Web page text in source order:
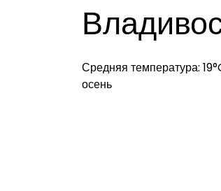
Средняя температура:
осень